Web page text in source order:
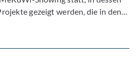
gezeigt werden, die in den…